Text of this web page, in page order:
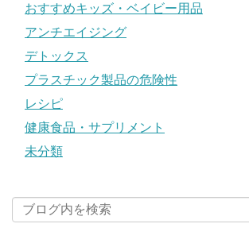
おすすめキッズ・ベイビー用品
アンチエイジング
デトックス
プラスチック製品の危険性
レシピ
健康食品・サプリメント
未分類